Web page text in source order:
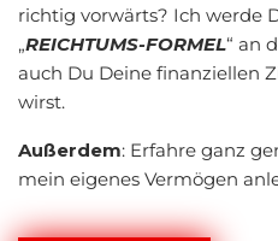
richtig vorwärts? Ich werde
„REICHTUMS-FORMEL“ an
auch Du Deine finanziellen
wirst.
Außerdem: Erfahre ganz
mein eigenes Vermögen